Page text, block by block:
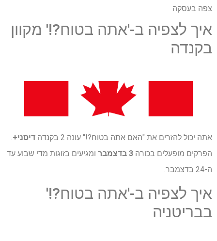
צפה בעסקה
איך לצפיה ב-'אתה בטוח?!' מקוון
בקנדה
אתה יכול להזרים את "האם אתה בטוח?!" עונה 2 בקנדה דיסני+
הפרקים מופעלים בכורה 3 בדצמבר
ומגיעים בזוגות מדי שבוע עד
ה-24 בדצמבר.
איך לצפיה ב-'אתה בטוח?!'
בבריטניה